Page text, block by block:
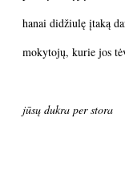
hanai didžiulę įtaką
mokytojų, kurie jos
jūsų dukra per stora